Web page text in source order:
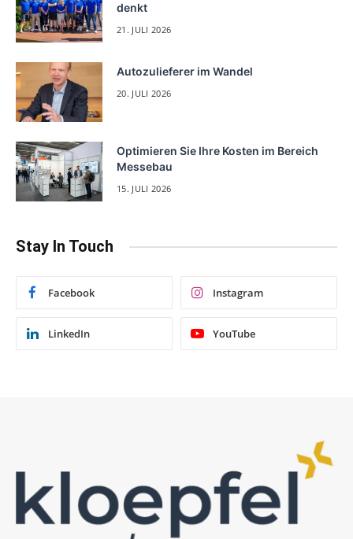
denkt
21. JULI 2026
Autozulieferer im Wandel
20. JULI 2026
Optimieren Sie Ihre Kosten im Bereich
Messebau
15. JULI 2026
Stay In Touch
Facebook Instagram
LinkedIn YouTube